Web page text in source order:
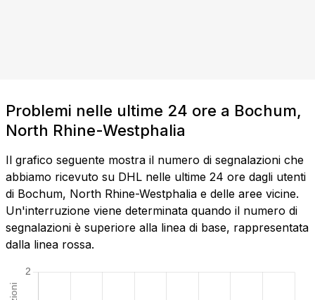
Problemi nelle ultime 24 ore a Bochum,
North Rhine-Westphalia
Il grafico seguente mostra il numero di segnalazioni che
abbiamo ricevuto su DHL nelle ultime 24 ore dagli utenti
di Bochum, North Rhine-Westphalia e delle aree vicine.
Un'interruzione viene determinata quando il numero di
segnalazioni è superiore alla linea di base, rappresentata
dalla linea rossa.